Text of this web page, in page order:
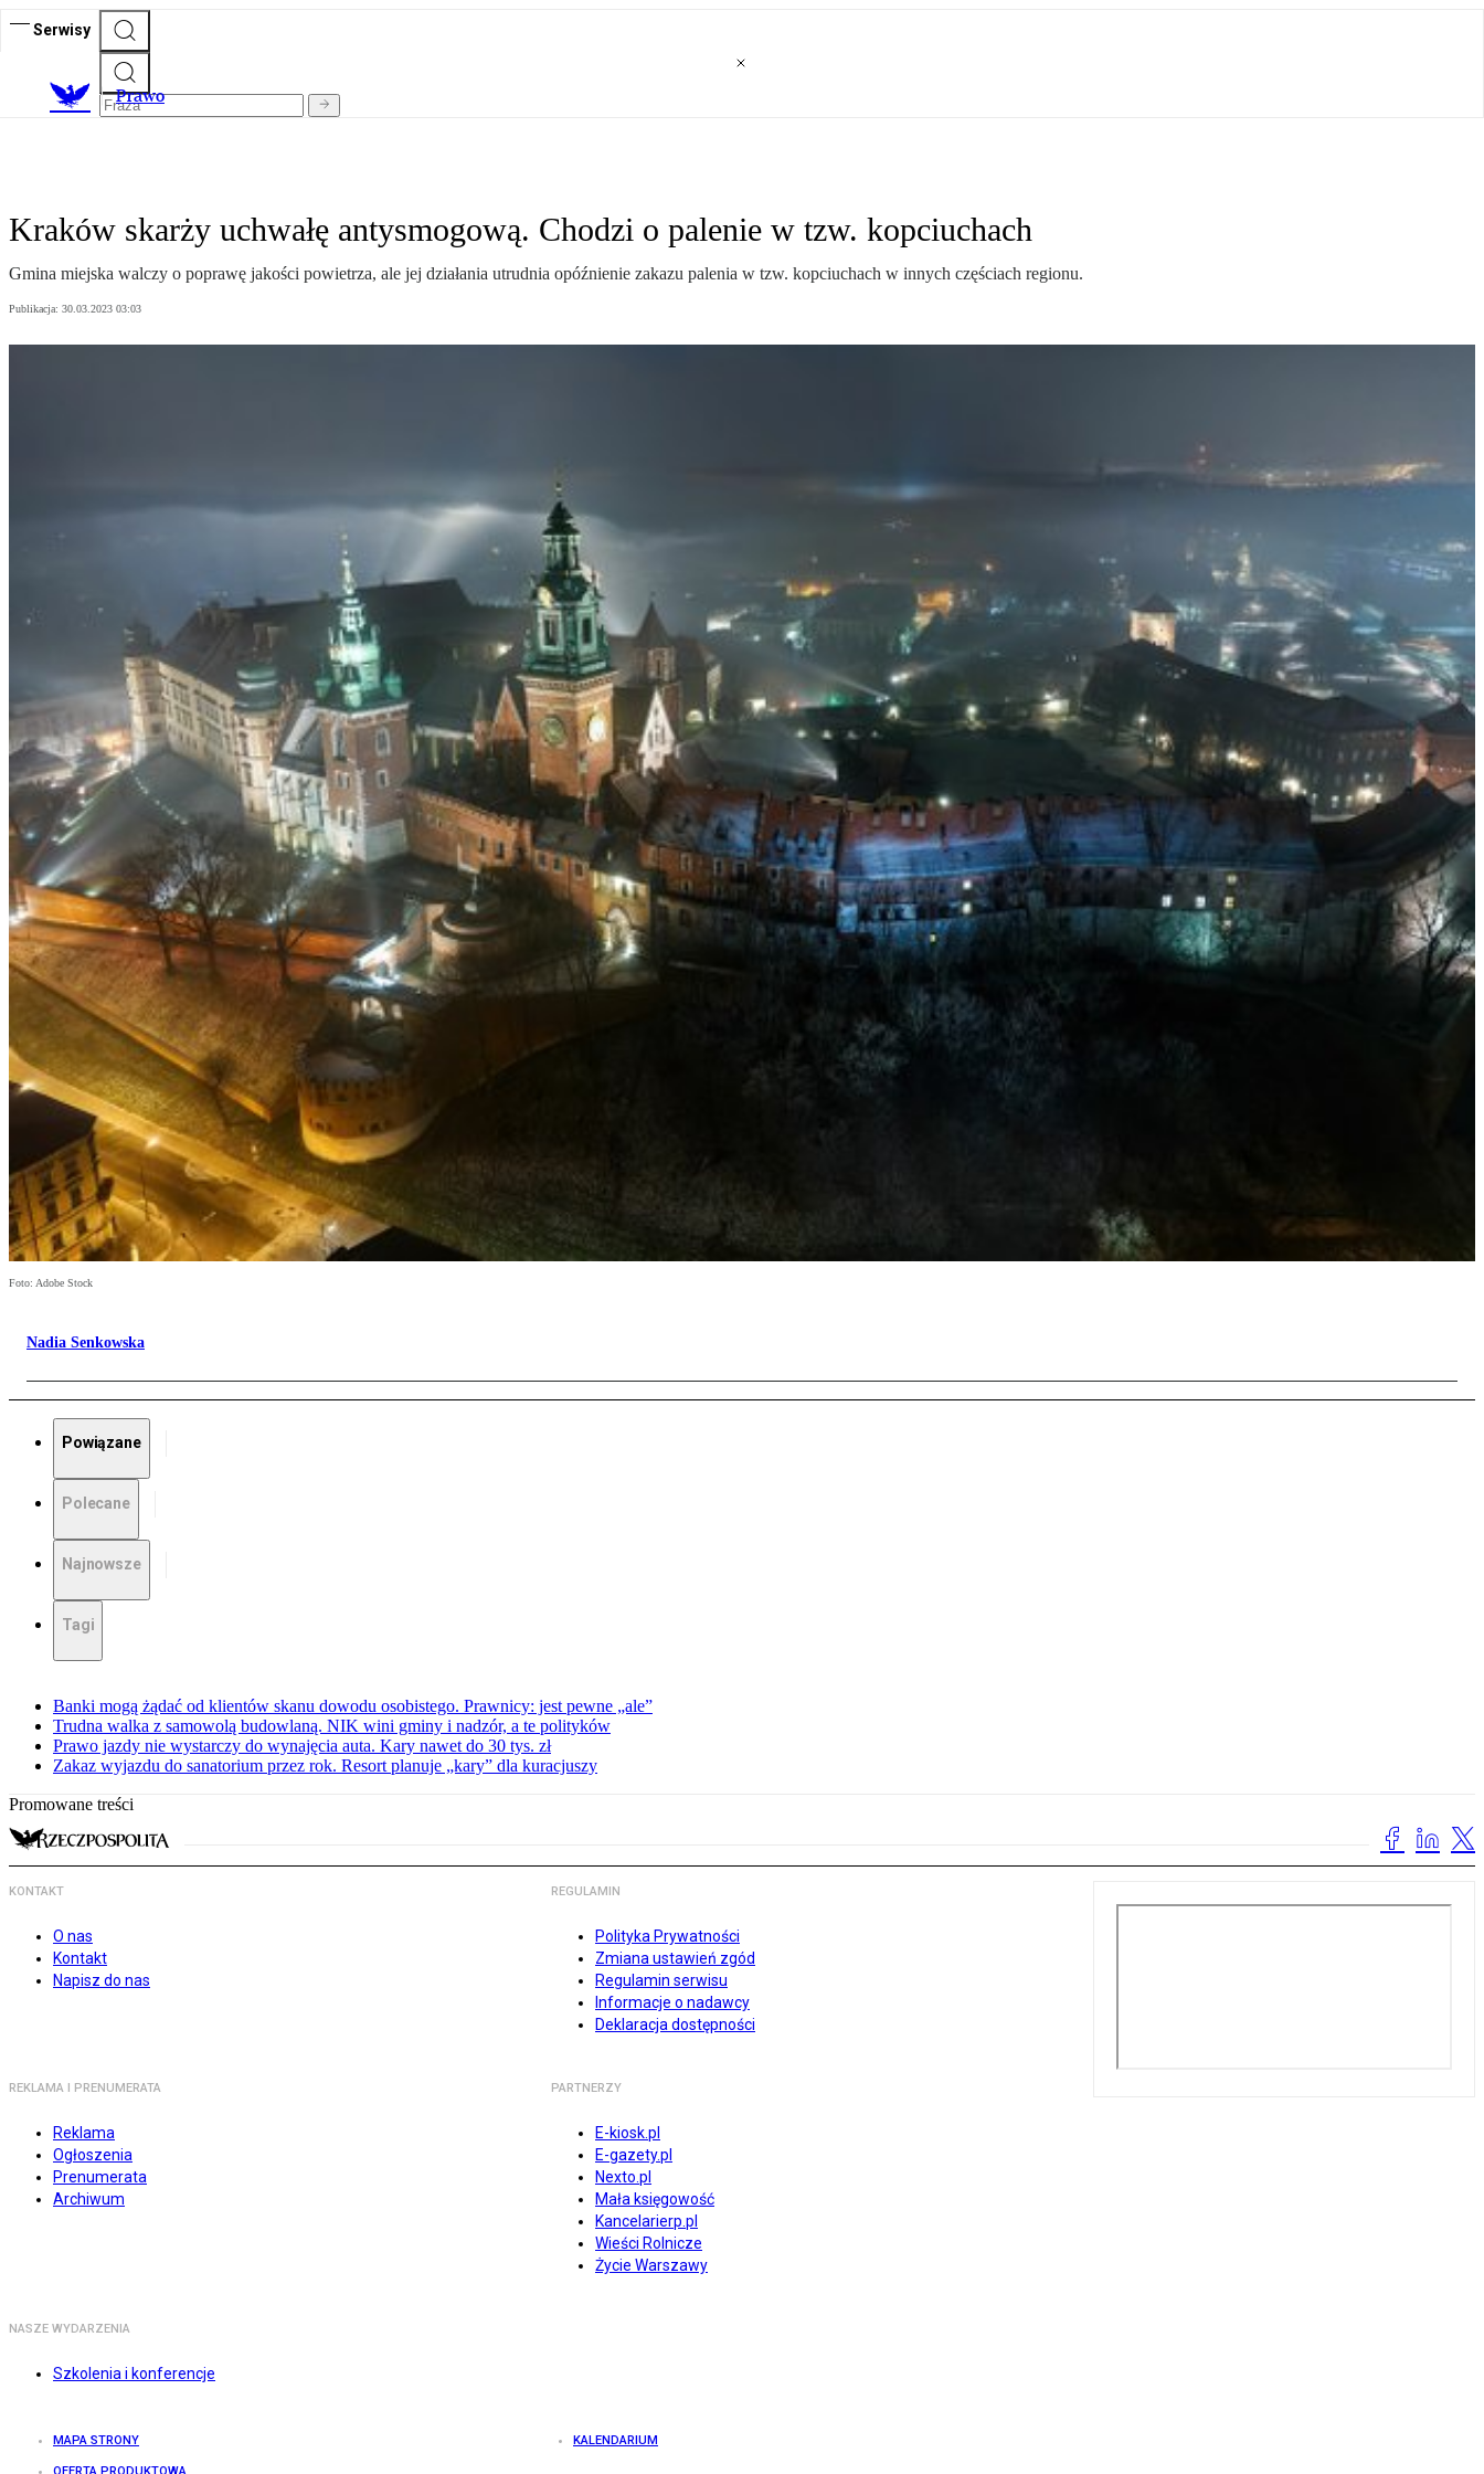
Serwisy
Prawo
Kraków skarży uchwałę antysmogową. Chodzi o palenie w tzw. kopciuchach
Gmina miejska walczy o poprawę jakości powietrza, ale jej działania utrudnia opóźnienie zakazu palenia w tzw. kopciuchach w innych częściach regionu.
Publikacja: 30.03.2023 03:03
Foto: Adobe Stock
Nadia Senkowska
Powiązane
Polecane
Najnowsze
Tagi
Banki mogą żądać od klientów skanu dowodu osobistego. Prawnicy: jest pewne „ale”
Trudna walka z samowolą budowlaną. NIK wini gminy i nadzór, a te polityków
Prawo jazdy nie wystarczy do wynajęcia auta. Kary nawet do 30 tys. zł
Zakaz wyjazdu do sanatorium przez rok. Resort planuje „kary” dla kuracjuszy
Promowane treści
KONTAKT
O nas
Kontakt
Napisz do nas
REGULAMIN
Polityka Prywatności
Zmiana ustawień zgód
Regulamin serwisu
Informacje o nadawcy
Deklaracja dostępności
REKLAMA I PRENUMERATA
Reklama
Ogłoszenia
Prenumerata
Archiwum
PARTNERZY
E-kiosk.pl
E-gazety.pl
Nexto.pl
Mała księgowość
Kancelarierp.pl
Wieści Rolnicze
Życie Warszawy
NASZE WYDARZENIA
Szkolenia i konferencje
MAPA STRONY KALENDARIUM